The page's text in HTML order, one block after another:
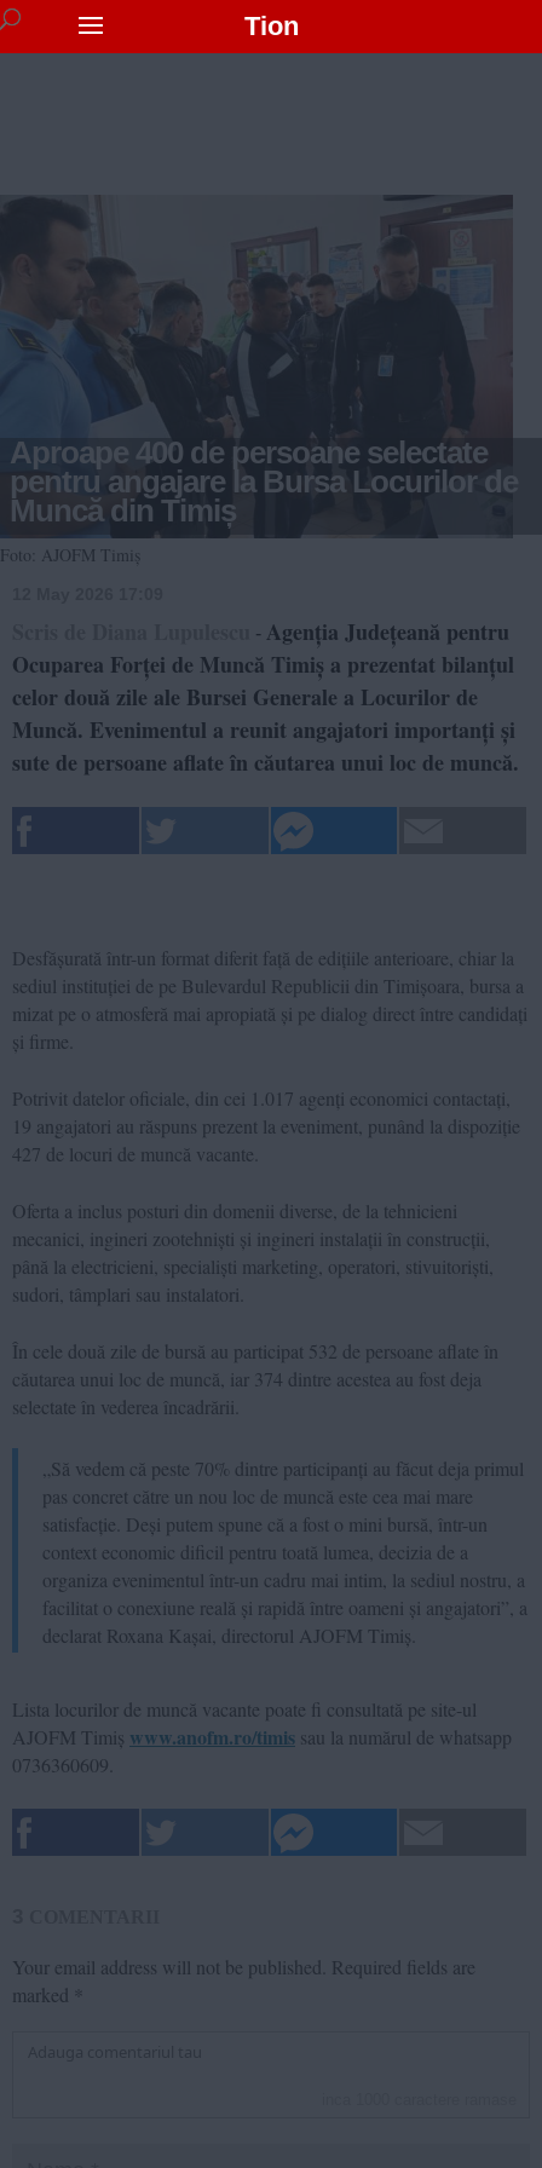
Tion
Aproape 400 de persoane selectate
pentru angajare la Bursa Locurilor de
Muncă din Timiș
Foto: AJOFM Timiș
- Agenția Județeană pentru
Ocuparea Forței de Muncă Timiș a prezentat bilanțul
celor două zile ale Bursei Generale a Locurilor de
Muncă. Evenimentul a reunit angajatori importanți și
sute de persoane aflate în căutarea unui loc de muncă.
Desfășurată într-un format diferit față de edițiile anterioare, chiar la
sediul instituției de pe Bulevardul Republicii din Timișoara, bursa a
mizat pe o atmosferă mai apropiată și pe dialog direct între candidați
și firme.
Potrivit datelor oficiale, din cei 1.017 agenți economici contactați,
19 angajatori au răspuns prezent la eveniment, punând la dispoziție
427 de locuri de muncă vacante.
Oferta a inclus posturi din domenii diverse, de la tehnicieni
mecanici, ingineri zootehniști și ingineri instalații în construcții,
până la electricieni, specialiști marketing, operatori, stivuitoriști,
sudori, tâmplari sau instalatori.
În cele două zile de bursă au participat 532 de persoane aflate în
căutarea unui loc de muncă, iar 374 dintre acestea au fost deja
selectate în vederea încadrării.
„Să vedem că peste 70% dintre participanți au făcut deja primul
pas concret către un nou loc de muncă este cea mai mare
satisfacție. Deși putem spune că a fost o mini bursă, într-un
context economic dificil pentru toată lumea, decizia de a
organiza evenimentul într-un cadru mai intim, la sediul nostru, a
facilitat o conexiune reală și rapidă între oameni și angajatori”, a
declarat Roxana Kașai, directorul AJOFM Timiș.
Lista locurilor de muncă vacante poate fi consultată pe site-ul
AJOFM Timiș www.anofm.ro/timis sau la numărul de whatsapp
0736360609.
Your email address will not be published. Required fields are
marked *